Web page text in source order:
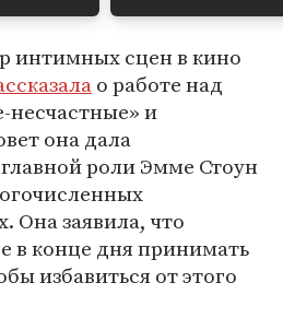
интимных сцен в кино
о работе над
несчастные» и
она дала
роли Эмме Стоун
Она заявила, что
в конце дня принимать
избавиться от этого